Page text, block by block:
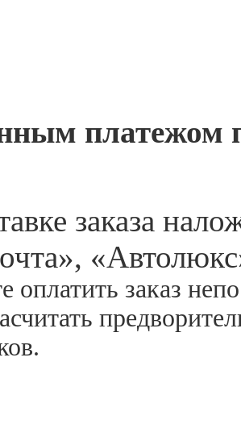
платежом
заказа
оплатить заказ